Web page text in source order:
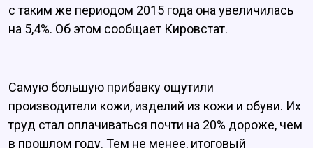
с таким же периодом 2015 года она увеличилась
на 5,4%. Об этом сообщает Кировстат.
Самую большую прибавку ощутили
производители кожи, изделий из кожи и обуви. Их
труд стал оплачиваться почти на 20% дороже, чем
в прошлом году. Тем не менее, итоговый